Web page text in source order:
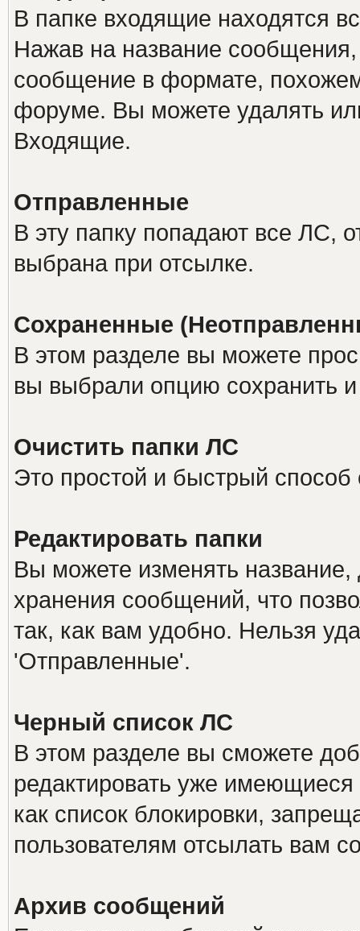
В папке входящие находятся
Нажав на название
сообщение в формате,
форуме. Вы можете удалять
Входящие.
Отправленные
В эту папку попадают все ЛС,
выбрана при отсылке.
Сохраненные
В этом разделе вы можете
вы выбрали опцию сохранить и
Очистить папки ЛС
Это простой и быстрый способ
Редактировать папки
Вы можете изменять название,
хранения сообщений, что
так, как вам удобно. Нельзя
'Отправленные'.
Черный список ЛС
В этом разделе вы сможете
редактировать уже имеющиеся
как список блокировки,
пользователям отсылать вам
Архив сообщений